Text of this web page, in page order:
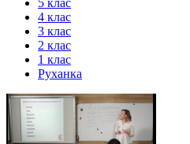
4 клас
3 клас
2 клас
1 клас
Руханка